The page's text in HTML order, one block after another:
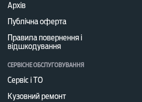
Архів
Публічна оферта
Правила повернення і
відшкодування
СЕРВІСНЕ ОБСЛУГОВУВАННЯ
Сервіс і ТО
Кузовний ремонт